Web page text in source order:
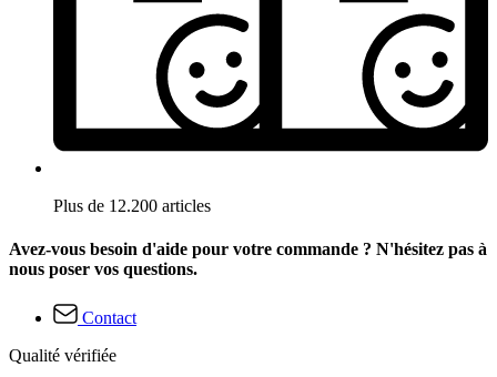
Plus de 12.200 articles
Avez-vous besoin d'aide pour votre commande ? N'hésitez pas à
nous poser vos questions.
Contact
Qualité vérifiée